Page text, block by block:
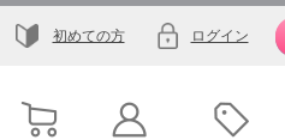
初めての方 ログイン